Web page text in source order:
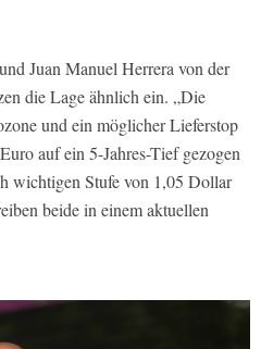
Juan Manuel Herrera von der
die Lage ähnlich ein. „Die
und ein möglicher Lieferstop
auf ein 5-Jahres-Tief gezogen
wichtigen Stufe von 1,05 Dollar
beide in einem aktuellen